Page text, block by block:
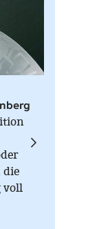
die
voll